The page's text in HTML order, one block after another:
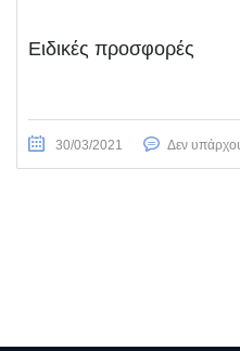
Ειδικές προσφορές
30/03/2021 Δεν